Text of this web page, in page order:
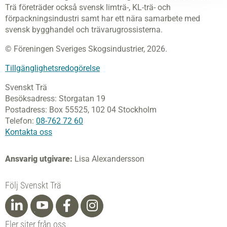
Trä företräder också svensk limträ-, KL-trä- och
förpackningsindustri samt har ett nära samarbete med
svensk bygghandel och trävarugrossisterna.
© Föreningen Sveriges Skogsindustrier, 2026.
Tillgänglighetsredogörelse
Svenskt Trä
Besöksadress: Storgatan 19
Postadress: Box 55525, 102 04 Stockholm
Telefon: 08-762 72 60
Kontakta oss
Ansvarig utgivare: Lisa Alexandersson
Följ Svenskt Trä
Fler siter från oss